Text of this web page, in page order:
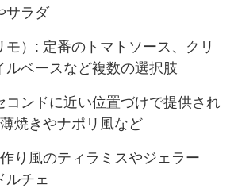
サラダ
モ）: 定番のトマトソース、クリ
ルベースなど複数の選択肢
コンドに近い位置づけで提供され
焼きやナポリ風など
り風のティラミスやジェラー
ルチェ